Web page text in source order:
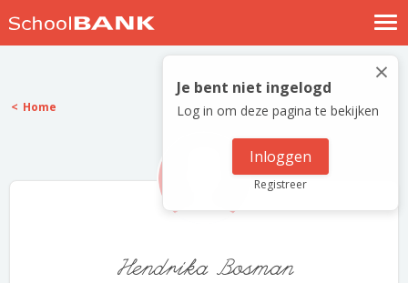
Nostalgische verhalen
Log in
Meld je gratis aan
×
Je bent niet ingelogd
Log in om deze pagina te bekijken
Inloggen
Registreer
Home
Hendrika Bosman